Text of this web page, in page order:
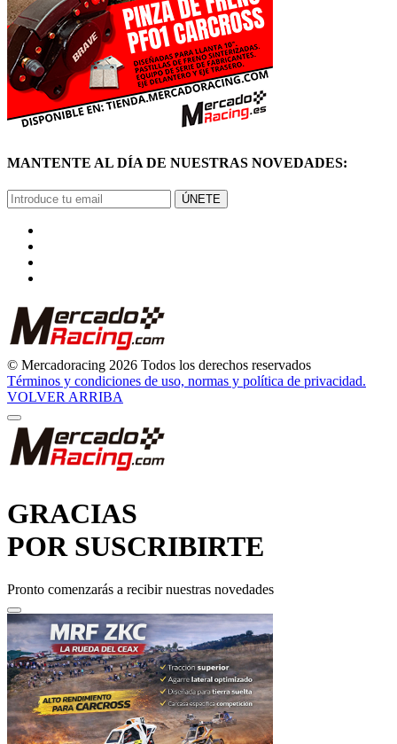
© Mercadoracing 2026 Todos los derechos reservados
Términos y condiciones de uso, normas y política de privacidad.
VOLVER ARRIBA
POR SUSCRIBIRTE